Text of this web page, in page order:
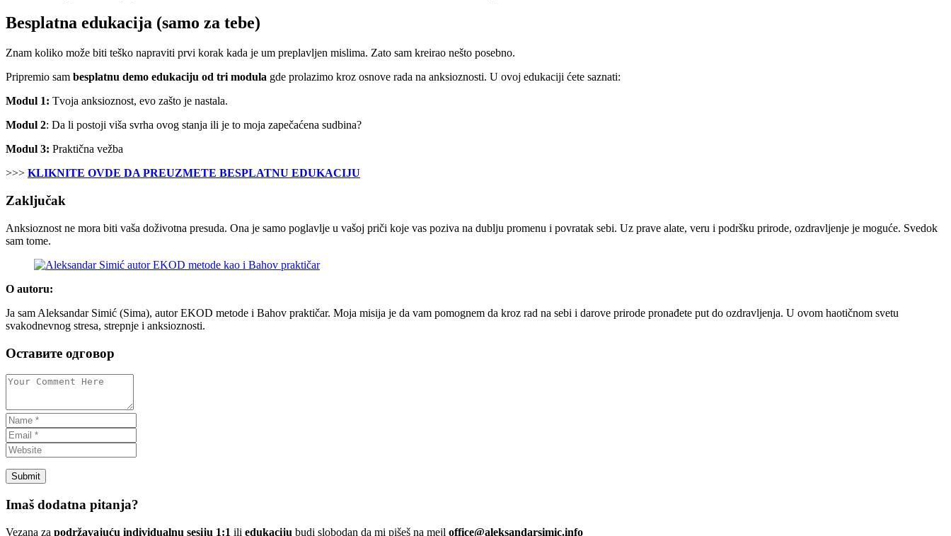
Besplatna edukacija (samo za tebe)
Znam koliko može biti teško napraviti prvi korak kada je um preplavljen mislima. Zato sam kreirao nešto posebno.
Pripremio sam besplatnu demo edukaciju od tri modula gde prolazimo kroz osnove rada na anksioznosti. U ovoj edukaciji ćete saznati:
Modul 1: Tvoja anksioznost, evo zašto je nastala.
Modul 2: Da li postoji viša svrha ovog stanja ili je to moja zapečaćena sudbina?
Modul 3: Praktična vežba
>>> KLIKNITE OVDE DA PREUZMETE BESPLATNU EDUKACIJU
Zaključak
Anksioznost ne mora biti vaša doživotna presuda. Ona je samo poglavlje u vašoj priči koje vas poziva na dublju promenu i povratak sebi. Uz prave alate, veru i podršku prirode, ozdravljenje je moguće. Svedok
sam tome.
O autoru:
Ja sam Aleksandar Simić (Sima), autor EKOD metode i Bahov praktičar. Moja misija je da vam pomognem da kroz rad na sebi i darove prirode pronađete put do ozdravljenja. U ovom haotičnom svetu
svakodnevnog stresa, strepnje i anksioznosti.
Оставите одговор
Imaš dodatna pitanja?
Vezana za podržavajuću individualnu sesiju 1:1 ili edukaciju budi slobodan da mi pišeš na mejl office@aleksandarsimic.info